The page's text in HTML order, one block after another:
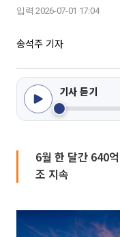
입력 2026-07-01 17:04
송석주 기자
기사 듣기
6월 한 달간 640
조 지속